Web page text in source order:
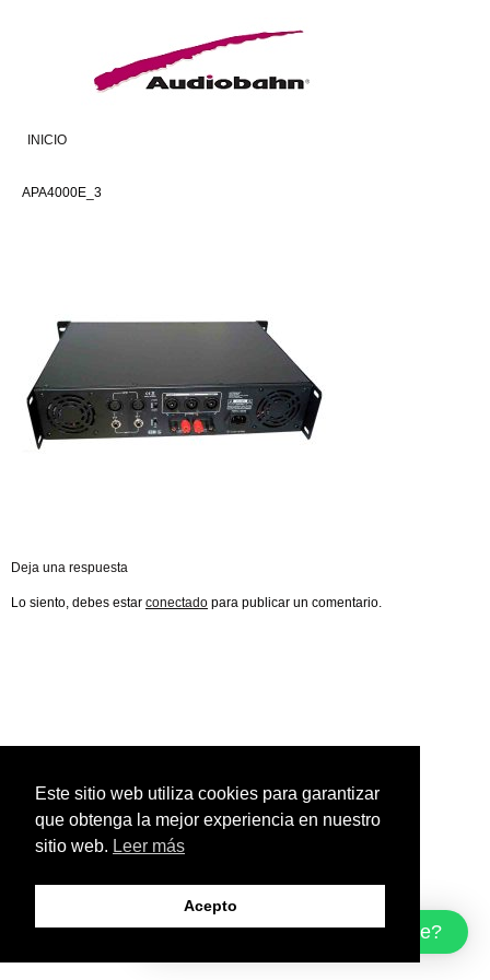
INICIO
APA4000E_3
Deja una respuesta
Lo siento, debes estar conectado para publicar un comentario.
¿Cómo podemos ayudarte?
Este sitio web utiliza cookies para garantizar
que obtenga la mejor experiencia en nuestro
sitio web. Leer más
Acepto